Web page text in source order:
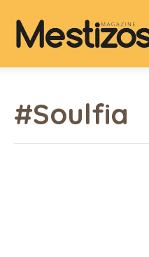
#Soulfia